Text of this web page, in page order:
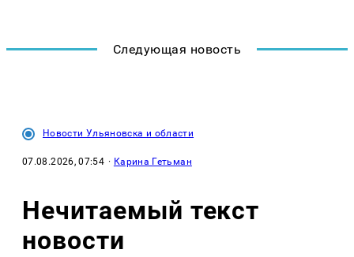
Следующая новость
Новости Ульяновска и области
07.08.2026, 07:54 · Карина Гетьман
Нечитаемый текст
новости